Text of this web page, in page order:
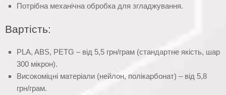
Потрібна механічна обробка для згладжування.
Вартість:
PLA, ABS, PETG – від 5,5 грн/грам (стандартне якість, шар
300 мікрон).
Високоміцні матеріали (нейлон, полікарбонат) – від 5,8
грн/грам.